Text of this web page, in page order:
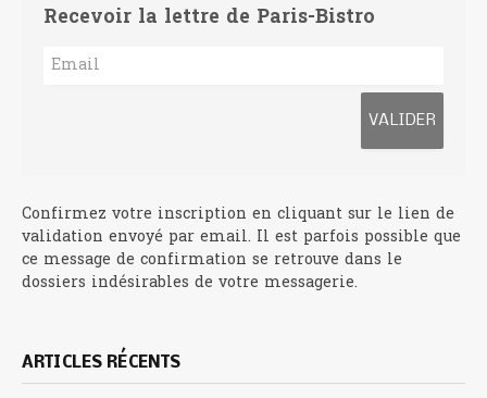
Recevoir la lettre de Paris-Bistro
Confirmez votre inscription en cliquant sur le lien de
validation envoyé par email. Il est parfois possible que
ce message de confirmation se retrouve dans le
dossiers indésirables de votre messagerie.
ARTICLES RÉCENTS